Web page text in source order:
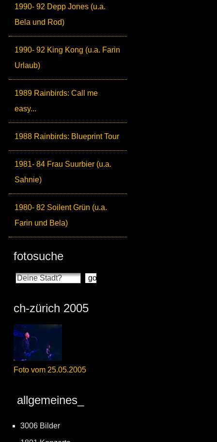
1990- 92 Depp Jones (u.a.
Bela und Rod)
1990- 92 King Kong (u.a. Farin
Urlaub)
1989 Rainbirds: Call me
easy...
1988 Rainbirds: Blueprint Tour
1981- 84 Frau Suurbier (u.a.
Sahnie)
1980- 82 Soilent Grün (u.a.
Farin und Bela)
fotosuche
ch-zürich 2005
Foto vom 25.05.2005
allgemeines_
3006 Bilder